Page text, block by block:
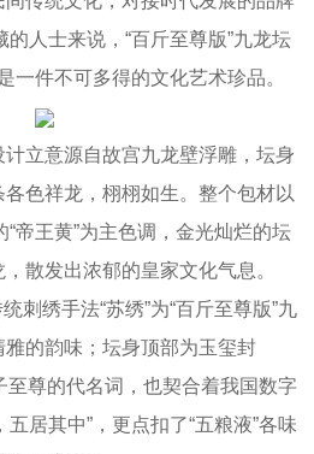
人士来说，“百斤至尊版”九龙坛
一件不可多得的文化艺术珍品。
立意源自故宫九龙壁浮雕，坛身
色祥龙，栩栩如生。整个包材以
帝王黄”为主色调，金光灿烂的坛
散发出浓郁的皇家文化气息。
绣手法“苏绣”为“百斤至尊版”九
的韵味；坛身顶部为玉玺封
至尊的代名词，也契合着我国数字
居其中”，更点扣了“五粮液”各味